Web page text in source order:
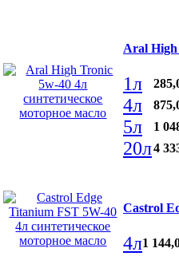
Aral High
1л 285,
4л 875,
5л 1
20л4
Castrol
4л1 144,